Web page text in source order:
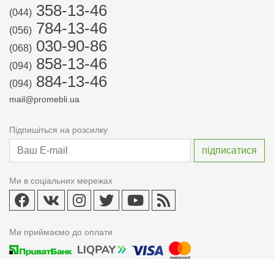
(044) 358-13-46
(056) 784-13-46
(068) 030-90-86
(094) 858-13-46
(094) 884-13-46
mail@promebli.ua
Підпишіться на розсилку
Ми в соціальних мережах
Ми приймаємо до оплати